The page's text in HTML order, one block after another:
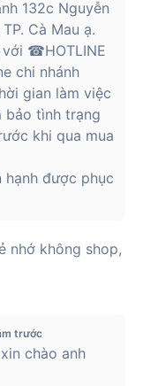
132c Nguyễn
Cà Mau ạ.
với ☎HOTLINE
chi nhánh
gian làm việc
bảo tình trạng
khi qua mua
hạnh được phục
nhớ không shop,
trước
chào anh